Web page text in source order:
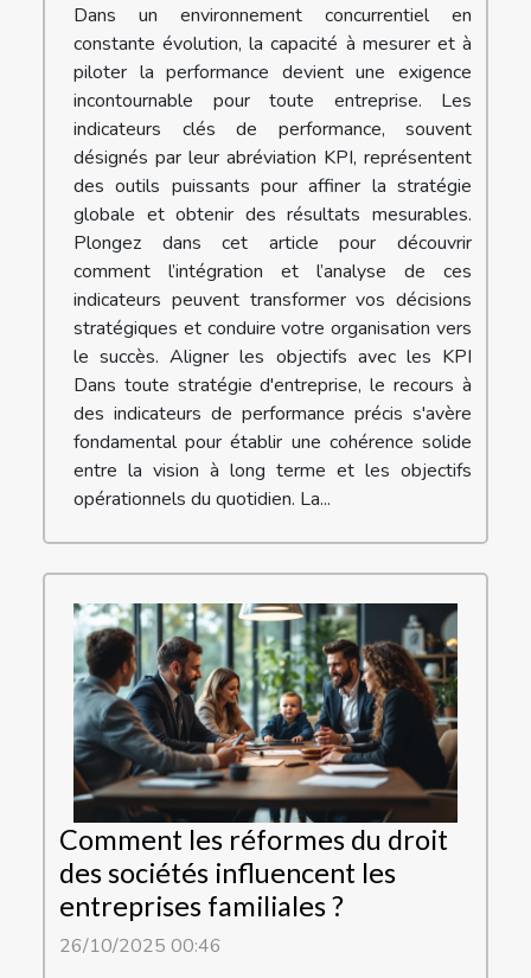
Dans un environnement concurrentiel en
constante évolution, la capacité à mesurer et à
piloter la performance devient une exigence
incontournable pour toute entreprise. Les
indicateurs clés de performance, souvent
désignés par leur abréviation KPI, représentent
des outils puissants pour affiner la stratégie
globale et obtenir des résultats mesurables.
Plongez dans cet article pour découvrir
comment l’intégration et l’analyse de ces
indicateurs peuvent transformer vos décisions
stratégiques et conduire votre organisation vers
le succès. Aligner les objectifs avec les KPI
Dans toute stratégie d'entreprise, le recours à
des indicateurs de performance précis s'avère
fondamental pour établir une cohérence solide
entre la vision à long terme et les objectifs
opérationnels du quotidien. La...
Comment les réformes du droit
des sociétés influencent les
entreprises familiales ?
26/10/2025 00:46